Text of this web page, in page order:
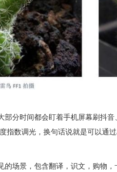
分时间都会盯着手机屏幕刷抖音
指数调光，换句话说就是可以通
场景，包含翻译，识文，购物